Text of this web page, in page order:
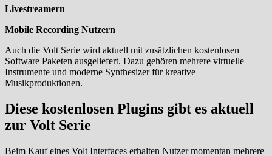
Livestreamern
Mobile Recording Nutzern
Auch die Volt Serie wird aktuell mit zusätzlichen kostenlosen
Software Paketen ausgeliefert. Dazu gehören mehrere virtuelle
Instrumente und moderne Synthesizer für kreative
Musikproduktionen.
Diese kostenlosen Plugins gibt es aktuell
zur Volt Serie
Beim Kauf eines Volt Interfaces erhalten Nutzer momentan mehrere